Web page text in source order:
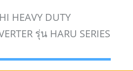
HEAVY DUTY
รุ่น HARU SERIES